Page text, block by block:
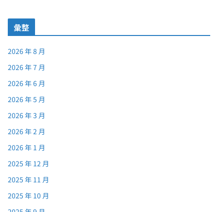
彙整
2026 年 8 月
2026 年 7 月
2026 年 6 月
2026 年 5 月
2026 年 3 月
2026 年 2 月
2026 年 1 月
2025 年 12 月
2025 年 11 月
2025 年 10 月